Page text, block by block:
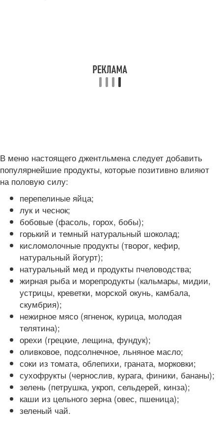
В меню настоящего джентльмена следует добавить
популярнейшие продукты, которые позитивно влияют
на половую силу:
перепелиные яйца;
лук и чеснок;
бобовые (фасоль, горох, бобы);
горький и темный натуральный шоколад;
кисломолочные продукты (творог, кефир,
натуральный йогурт);
натуральный мед и продукты пчеловодства;
жирная рыба и морепродукты (кальмары, мидии,
устрицы, креветки, морской окунь, камбала,
скумбрия);
нежирное мясо (ягненок, курица, молодая
телятина);
орехи (грецкие, лещина, фундук);
оливковое, подсолнечное, льняное масло;
соки из томата, облепихи, граната, морковки;
сухофрукты (чернослив, курага, финики, бананы);
зелень (петрушка, укроп, сельдерей, кинза);
каши из цельного зерна (овес, пшеница);
зеленый чай.